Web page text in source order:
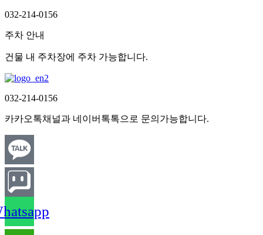
032-214-0156
주차 안내
건물 내 주차장에 주차 가능합니다.
032-214-0156
카카오톡채널과 네이버톡톡으로 문의가능합니다.